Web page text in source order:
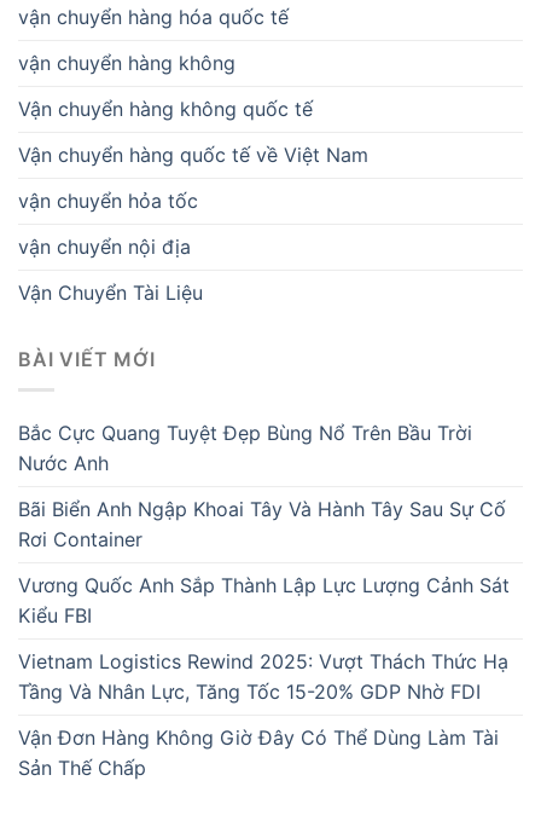
vận chuyển hàng hóa quốc tế
vận chuyển hàng không
Vận chuyển hàng không quốc tế
Vận chuyển hàng quốc tế về Việt Nam
vận chuyển hỏa tốc
vận chuyển nội địa
Vận Chuyển Tài Liệu
BÀI VIẾT MỚI
Bắc Cực Quang Tuyệt Đẹp Bùng Nổ Trên Bầu Trời
Nước Anh
Bãi Biển Anh Ngập Khoai Tây Và Hành Tây Sau Sự Cố
Rơi Container
Vương Quốc Anh Sắp Thành Lập Lực Lượng Cảnh Sát
Kiểu FBI
Vietnam Logistics Rewind 2025: Vượt Thách Thức Hạ
Tầng Và Nhân Lực, Tăng Tốc 15-20% GDP Nhờ FDI
Vận Đơn Hàng Không Giờ Đây Có Thể Dùng Làm Tài
Sản Thế Chấp